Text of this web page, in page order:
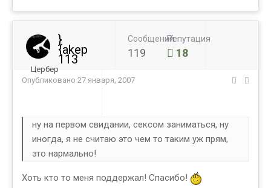
}
{akep
113
Цербер
Сообщений
119
Репутация
18
Опубликовано 27 января, 2007
ну на первом свидании, сексом заниматься, ну
иногда, я не считаю это чем то таким уж прям,
это нармально!
Хоть кто то меня поддержал! Спасибо!